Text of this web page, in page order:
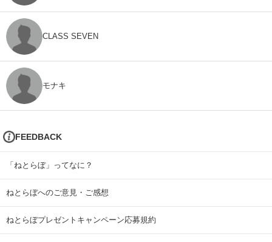
CLASS SEVEN
モナキ
FEEDBACK
「ねとらぼ」ってなに？
ねとらぼへのご意見・ご感想
ねとらぼプレゼントキャンペーン応募規約